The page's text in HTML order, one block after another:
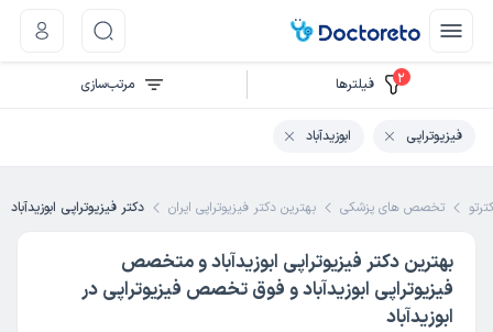
تخصص های پزشکی بهترین دکتر فیزیوتراپی ایران دکتر فیزیوتراپی ابوزیدآباد
بهترین دکتر فیزیوتراپی ابوزیدآباد و متخصص
فیزیوتراپی ابوزیدآباد و فوق تخصص فیزیوتراپی در
ابوزیدآباد
2 فیلتر‌ها مرتب‌سازی
فیزیوتراپی ابوزیدآباد